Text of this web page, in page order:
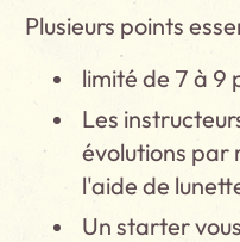
Plusieurs points
limité de 7 à 9
Les
évolutions par
l'aide de
Un starter